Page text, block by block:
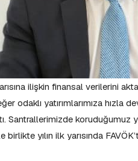
ilişkin finansal verilerini
odaklı yatırımlarımıza hızla
Santrallerimizde koruduğumuz
yılın ilk yarısında